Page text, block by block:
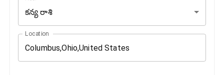
కన్య రాశి
Location